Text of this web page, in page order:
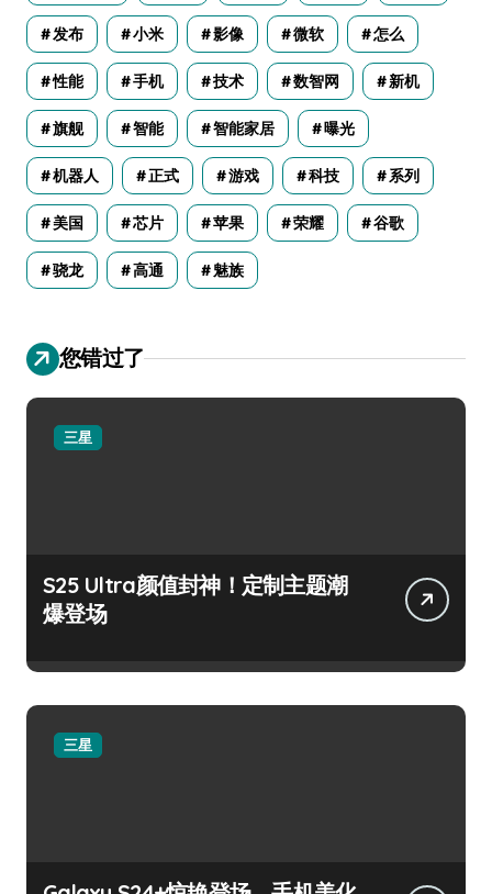
发布 小米 影像 微软 怎么
性能 手机 技术 数智网 新机
旗舰 智能 智能家居 曝光
机器人 正式 游戏 科技 系列
美国 芯片 苹果 荣耀 谷歌
骁龙 高通 魅族
您错过了
三星
S25 Ultra颜值封神！定制主题潮
爆登场
三星